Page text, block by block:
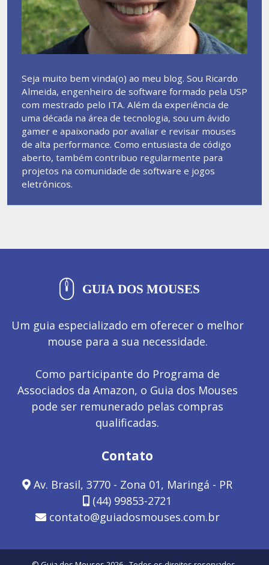
Seja muito bem vinda(o) ao meu blog. Sou Ricardo
Almeida, engenheiro de software formado pela USP
com mestrado pelo ITA. Além da experiência de
uma década na área de tecnologia, sou um ávido
gamer e apaixonado por avaliar e revisar mouses
de alta performance. Como entusiasta de código
aberto, também contribuo regularmente para
projetos na comunidade de software e jogos
eletrônicos.
Um guia especializado em oferecer o melhor
mouse para a sua necessidade.
Como participante do Programa de
Associados da Amazon, o Guia dos Mouses
pode ser remunerado pelas compras
qualificadas.
Contato
Av. Brasil, 3770 - Zona 01, Maringá - PR
(44) 99853-2721
contato@guiadosmouses.com.br